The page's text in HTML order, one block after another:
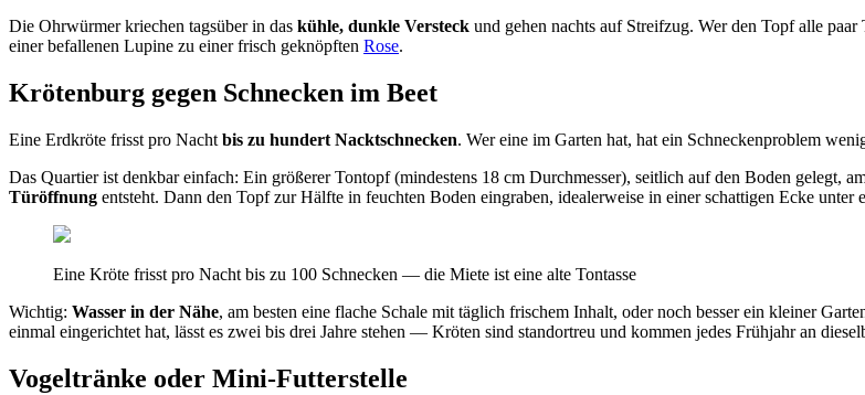
Die Ohrwürmer kriechen tagsüber in das kühle, dunkle Versteck und gehen nachts auf Streifzug. Wer den Topf alle
einer befallenen Lupine zu einer frisch geknöpften Rose.
Krötenburg gegen Schnecken im Beet
Eine Erdkröte frisst pro Nacht bis zu hundert Nacktschnecken. Wer eine im Garten hat, hat ein Schneckenproblem
Das Quartier ist denkbar einfach: Ein größerer Tontopf (mindestens 18 cm Durchmesser), seitlich auf den Boden gelegt,
Türöffnung entsteht. Dann den Topf zur Hälfte in feuchten Boden eingraben, idealerweise in einer schattigen Ecke
Eine Kröte frisst pro Nacht bis zu 100 Schnecken — die Miete ist eine alte Tontasse
Wichtig: Wasser in der Nähe, am besten eine flache Schale mit täglich frischem Inhalt, oder noch besser ein kleiner
einmal eingerichtet hat, lässt es zwei bis drei Jahre stehen — Kröten sind standortreu und kommen jedes Frühjahr an
Vogeltränke oder Mini-Futterstelle